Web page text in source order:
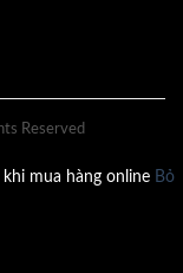
Reserved
mua hàng online Bỏ